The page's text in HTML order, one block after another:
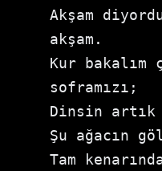
Akşam
akşam.
Kur
soframızı;
Dinsin artık
Şu ağacın
Tam